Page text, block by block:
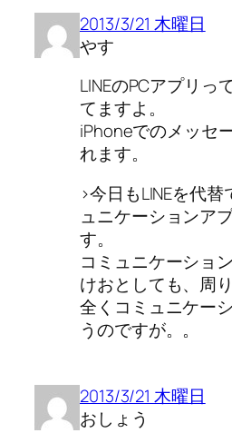
2013/3/21 木曜日
やす
LINEのPCアプリっ
てますよ。
iPhoneでのメッセ
れます。
>今日もLINEを代
ュニケーションア
す。
コミュニケーショ
けおとしても、周
全くコミュニケー
うのですが。。
2013/3/21 木曜日
おしょう